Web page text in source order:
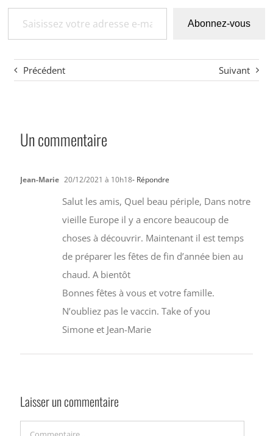
Saisissez votre adresse e-mail…
Abonnez-vous
Précédent Suivant
Un commentaire
Jean-Marie 20/12/2021 à 10h18- Répondre
Salut les amis, Quel beau périple, Dans notre
vieille Europe il y a encore beaucoup de
choses à découvrir. Maintenant il est temps
de préparer les fêtes de fin d’année bien au
chaud. A bientôt
Bonnes fêtes à vous et votre famille.
N’oubliez pas le vaccin. Take of you
Simone et Jean-Marie
Laisser un commentaire
Commentaire